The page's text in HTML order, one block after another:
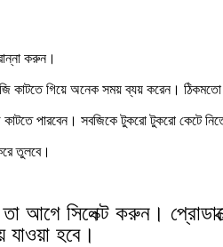
করুন।
কাটতে গিয়ে অনেক সময় ব্যয় করেন।
পারবেন। সবজিকে টুকরো টুকরো কেটে
তুলবে।
আগে সিলেক্ট করুন।
যাওয়া হবে।